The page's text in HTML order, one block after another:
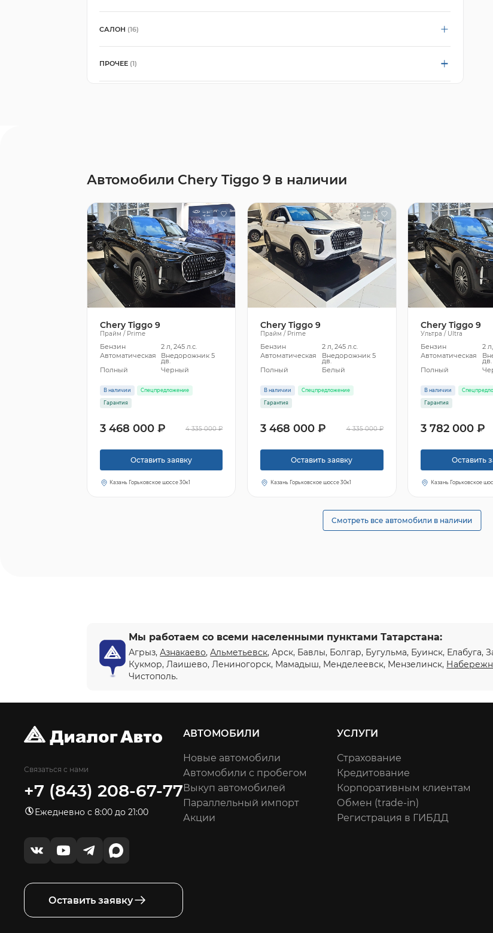
САЛОН (16)
ПРОЧЕЕ (1)
Автомобили Chery Tiggo 9 в наличии
Chery Tiggo 9
Прайм / Prime
Бензин
2 л, 245 л.с.
Автоматическая
Внедорожник 5
дв.
Полный
Черный
В наличии Спецпредложение
Гарантия
3 468 000 ₽ 4 335 000 ₽
Оставить заявку
Казань Горьковское шоссе 30к1
Chery Tiggo 9
Прайм / Prime
Бензин
2 л, 245 л.с.
Автоматическая
Внедорожник 5
дв.
Полный
Белый
В наличии Спецпредложение
Гарантия
3 468 000 ₽ 4 335 000 ₽
Оставить заявку
Казань Горьковское шоссе 30к1
Chery Tiggo 9
Ультра / Ultra
Бензин
2
Автоматическая
дв.
Полный
В наличии
Гарантия
3 782 000 ₽
Оставить
Казань Горьковское
Смотреть все автомобили в наличии
Мы работаем со всеми населенными пунктами Татарстана:
Агрыз,Азнакаево,Альметьевск, Арск, Бавлы, Болгар, Бугульма, Буинск, Елабуга,
Кукмор, Лаишево, Лениногорск, Мамадыш, Менделеевск, Мензелинск,
Чистополь.
Связаться с нами
+7 (843) 208-67-77
Ежедневно с 8:00 до 21:00
Оставить заявку
АВТОМОБИЛИ
Новые автомобили
Автомобили с пробегом
Выкуп автомобилей
Параллельный импорт
Акции
УСЛУГИ
Страхование
Кредитование
Корпоративным клиентам
Обмен (trade-in)
Регистрация в ГИБДД